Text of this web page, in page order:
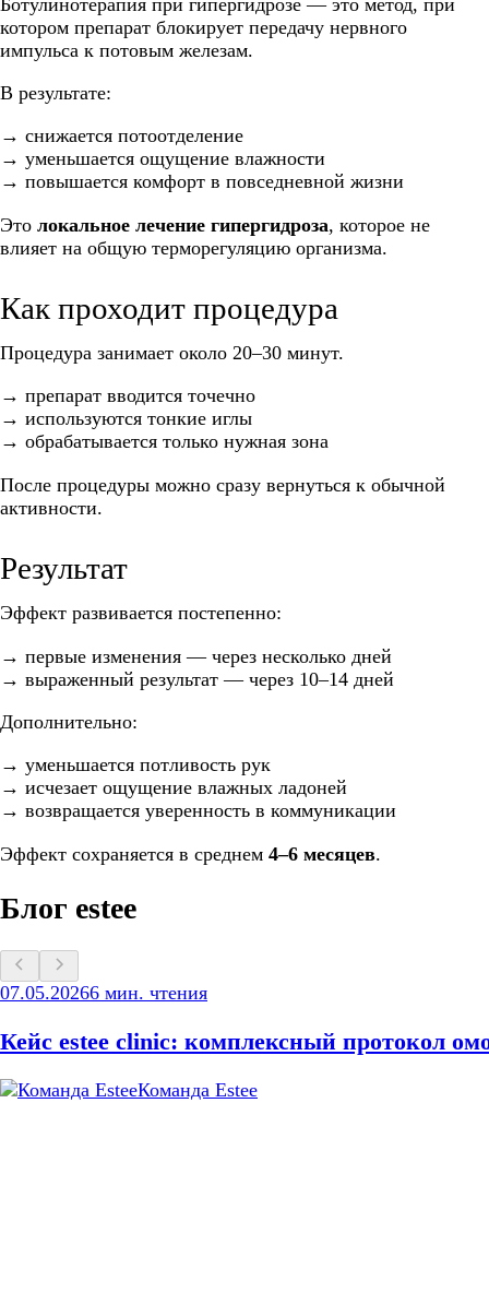
котором препарат блокирует передачу нервного
импульса к потовым железам.
В результате:
→ снижается потоотделение
→ уменьшается ощущение влажности
→ повышается комфорт в повседневной жизни
Это локальное лечение гипергидроза, которое не
влияет на общую терморегуляцию организма.
Как проходит процедура
Процедура занимает около 20–30 минут.
→ препарат вводится точечно
→ используются тонкие иглы
→ обрабатывается только нужная зона
После процедуры можно сразу вернуться к обычной
активности.
Результат
Эффект развивается постепенно:
→ первые изменения — через несколько дней
→ выраженный результат — через 10–14 дней
Дополнительно:
→ уменьшается потливость рук
→ исчезает ощущение влажных ладоней
→ возвращается уверенность в коммуникации
Эффект сохраняется в среднем 4–6 месяцев.
Блог estee
07.05.20266 мин. чтения
Кейс estee clinic: комплексный протокол
Команда Estee